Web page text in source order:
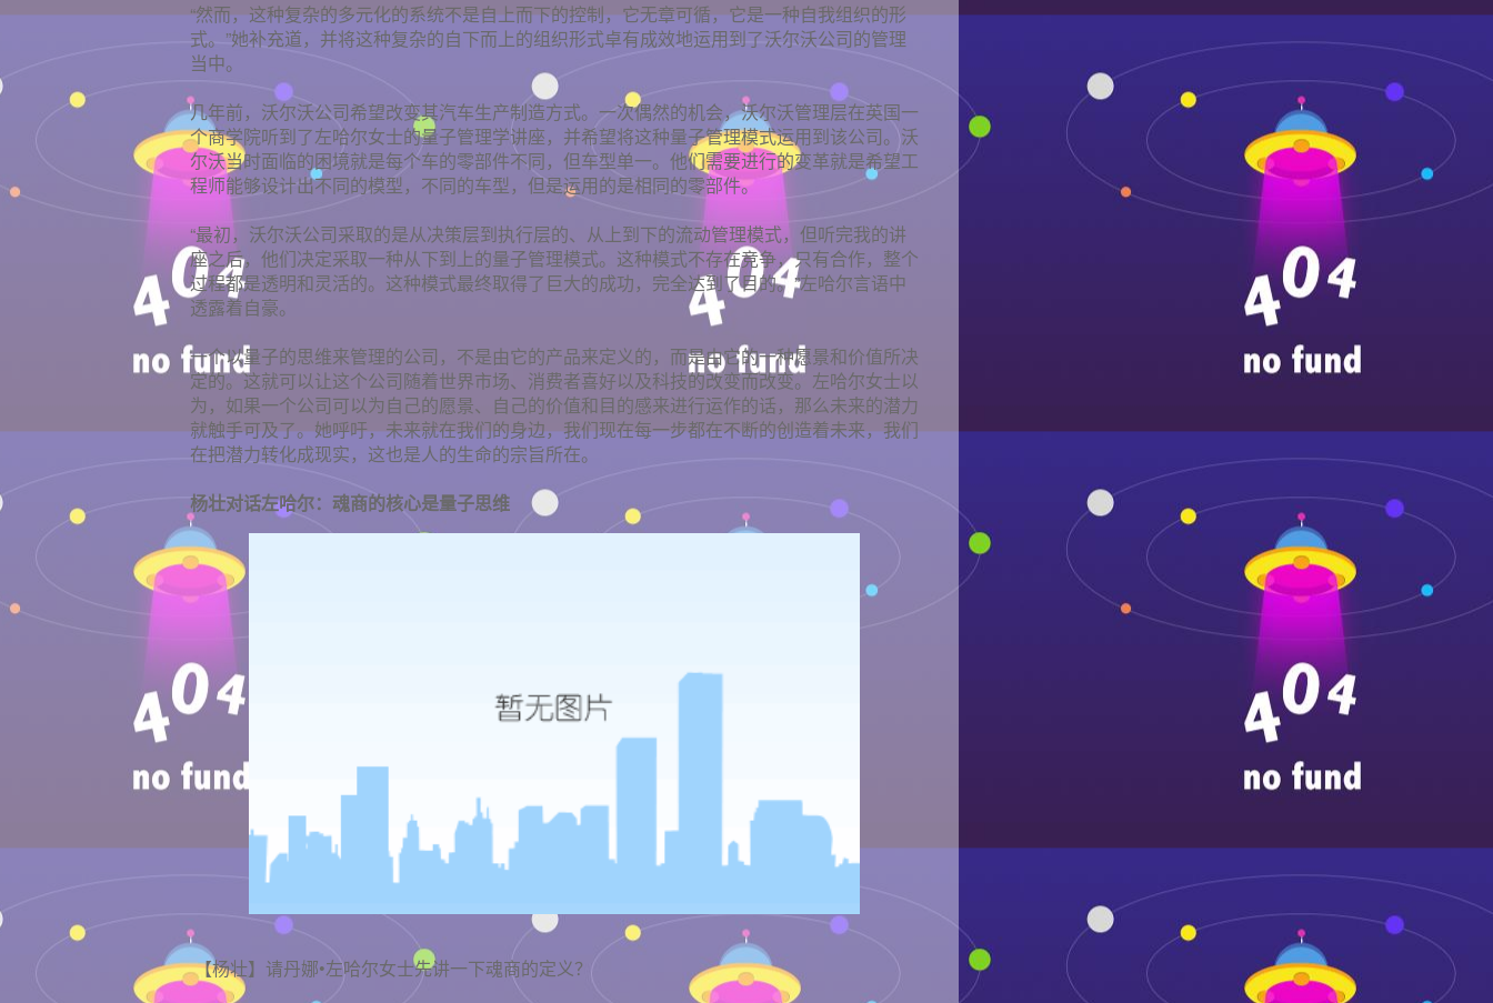
“然而，这种复杂的多元化的系统不是自上而下的控制，它无章可循，它是一种自我组织的形
式。”她补充道，并将这种复杂的自下而上的组织形式卓有成效地运用到了沃尔沃公司的管理
当中。
几年前，沃尔沃公司希望改变其汽车生产制造方式。一次偶然的机会，沃尔沃管理层在英国一
个商学院听到了左哈尔女士的量子管理学讲座，并希望将这种量子管理模式运用到该公司。沃
尔沃当时面临的困境就是每个车的零部件不同，但车型单一。他们需要进行的变革就是希望工
程师能够设计出不同的模型，不同的车型，但是运用的是相同的零部件。
“最初，沃尔沃公司采取的是从决策层到执行层的、从上到下的流动管理模式，但听完我的讲
座之后，他们决定采取一种从下到上的量子管理模式。这种模式不存在竞争，只有合作，整个
过程都是透明和灵活的。这种模式最终取得了巨大的成功，完全达到了目的。”左哈尔言语中
透露着自豪。
一个以量子的思维来管理的公司，不是由它的产品来定义的，而是由它的一种愿景和价值所决
定的。这就可以让这个公司随着世界市场、消费者喜好以及科技的改变而改变。左哈尔女士以
为，如果一个公司可以为自己的愿景、自己的价值和目的感来进行运作的话，那么未来的潜力
就触手可及了。她呼吁，未来就在我们的身边，我们现在每一步都在不断的创造着未来，我们
在把潜力转化成现实，这也是人的生命的宗旨所在。
杨壮对话左哈尔：魂商的核心是量子思维
【杨壮】请丹娜•左哈尔女士先讲一下魂商的定义？